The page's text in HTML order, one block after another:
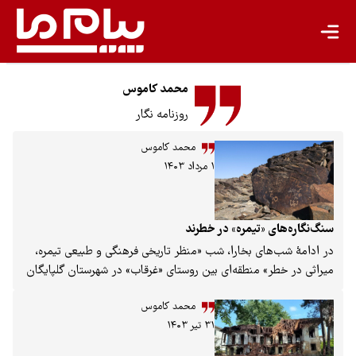
محمد کاموس
روزنامه نگار
محمد کاموس
۱ مرداد ۱۴۰۳
سنگ‌نگاره‌های «تیمره» در خطرند
در ادامۀ شب‌های بخارا، شب «منظر تاریخی فرهنگی و طبیعی تیمره،
میراثی در خطر» منطقه‌ای بین روستای «غرقاب» در شهرستان گلپایگان
تیر) برگزار شد. در این نشست، «حکمت‌الله ملاصالحی» پژوهشگر
«فلسفه باستان‌شناسی»، «علی عصار» عضو شورای بین‌المللی بناها و
محمد کاموس
۳۱ تیر ۱۴۰۳